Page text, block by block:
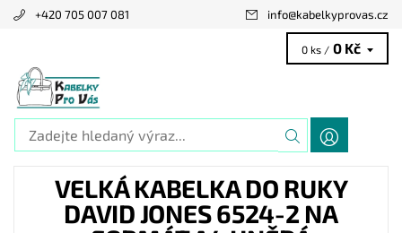
+420 705 007 081 info@kabelkyprovas.cz
0 ks / 0 Kč
VELKÁ KABELKA DO RUKY
DAVID JONES 6524-2 NA